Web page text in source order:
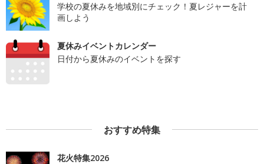
学校の夏休みを地域別にチェック！夏レジャーを計
画しよう
夏休みイベントカレンダー
日付から夏休みのイベントを探す
おすすめ特集
花火特集2026